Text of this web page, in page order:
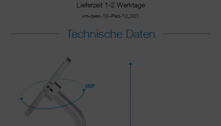
Lieferzeit 1-2 Werktage
xm-desk-10-iPad-10_001
Technische Daten